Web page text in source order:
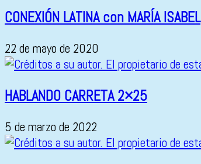
CONEXIÓN LATINA con MARÍA ISABEL
22 de mayo de 2020
HABLANDO CARRETA 2×25
5 de marzo de 2022